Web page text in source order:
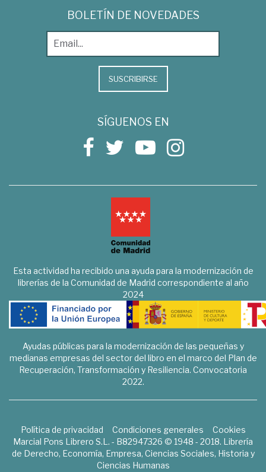
BOLETÍN DE NOVEDADES
SUSCRIBIRSE
SÍGUENOS EN
Esta actividad ha recibido una ayuda para la modernización de
librerías de la Comunidad de Madrid correspondiente al año
2024
Ayudas públicas para la modernización de las pequeñas y
medianas empresas del sector del libro en el marco del Plan de
Recuperación, Transformación y Resiliencia. Convocatoria
2022.
Política de privacidad Condiciones generales
Cookies
Marcial Pons Librero S.L. - B82947326 © 1948 - 2018. Librería
de Derecho, Economía, Empresa, Ciencias Sociales, Historia y
Ciencias Humanas